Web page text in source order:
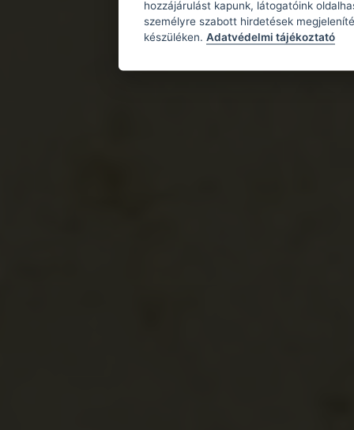
hozzájárulást kapunk, látogatóink
személyre szabott hirdetések
készüléken. Adatvédelmi tájékoztató